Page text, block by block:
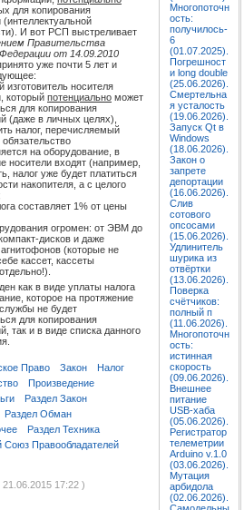
для копирования
И вот РСП выстреливает
Правительства
от 14.09.2010
уже почти 5 лет и
изготовитель носителя
который потенциально может
для копирования
(даже в личных целях),
налог, перечисляемый
на оборудование, в
носители входят (например,
налог уже будет платиться
накопителя, а с целого
составляет 1% от цены
огромен: от ЭВМ до
дисков и даже
(которые не
кассет, кассеты
как в виде уплаты налога
которое на протяжение
не будет
для копирования
так и в виде списка данного
Право Закон
Налог
Произведение
Раздел Закон
Раздел Обман
Раздел Техника
Союз Правообладателей
17:22 )
Многопоточн
ость:
получилось-
6
(01.07.2025).
Погрешност
и long double
(25.06.2026).
Смертельна
я усталость
(19.06.2026).
Запуск Qt в
Windows
(18.06.2026).
Закон о
запрете
депортации
(16.06.2026).
Слив
сотового
опсосами
(15.06.2026).
Удлинитель
шурика из
отвёртки
(13.06.2026).
Поверка
счётчиков:
полный п
(11.06.2026).
Многопоточн
ость:
истинная
скорость
(09.06.2026).
Внешнее
питание
USB-хаба
(05.06.2026).
Регистратор
телеметрии
Arduino v.1.0
(03.06.2026).
Мутация
арбидола
(02.06.2026).